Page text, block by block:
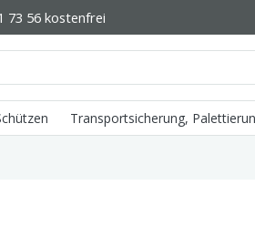
73 56 kostenfrei
Transportsicherung,